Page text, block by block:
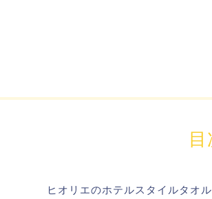
目
ヒオリエのホテルスタイルタオル